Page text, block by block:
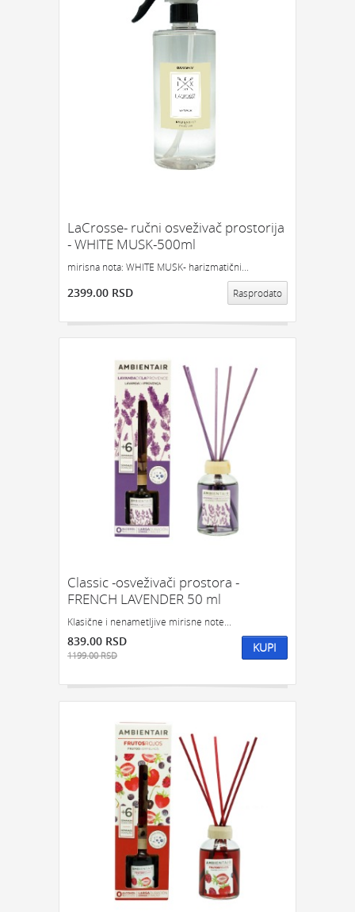
LaCrosse- ručni osveživač prostorija
- WHITE MUSK-500ml
mirisna nota: WHITE MUSK- harizmatični...
2399.00 RSD Rasprodato
Classic -osveživači prostora -
FRENCH LAVENDER 50 ml
Klasične i nenametljive mirisne note...
839.00 RSD
1199.00 RSD
KUPI